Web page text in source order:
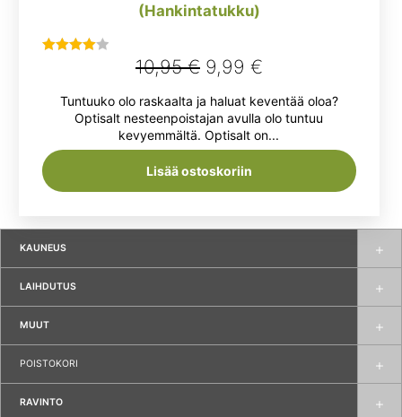
KAUNEUS
LAIHDUTUS
MUUT
POISTOKORI
RAVINTO
(Hankintatukku)
4.00/ 5
10,95€ Alkuperäinen
hinta
oli:
10,95 €.
9,99 €Nykyinen
hinta
on:
9,99 €.
Tuntuuko olo raskaalta ja haluat keventää oloa?
Optisalt nesteenpoistajan avulla olo tuntuu
kevyemmältä. Optisalt on...
Lisää ostoskoriin